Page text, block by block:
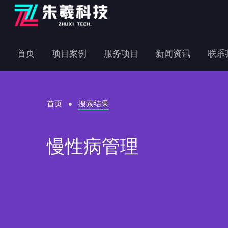
首页 项目案例 服务项目 新闻资讯 联系
首页 搜索结果
慢性病管理